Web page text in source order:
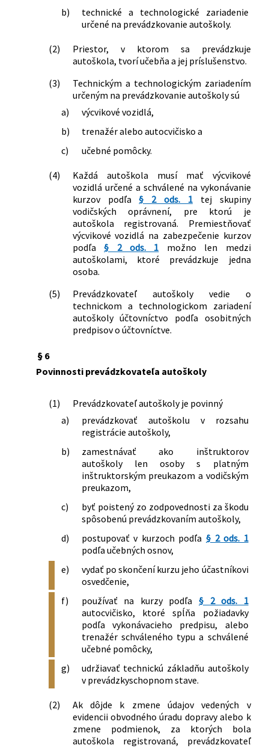
b)
technické a technologické zariadenie
určené na prevádzkovanie autoškoly.
(2)
Priestor, v ktorom sa prevádzkuje
autoškola, tvorí učebňa a jej príslušenstvo.
(3)
Technickým a technologickým zariadením
určeným na prevádzkovanie autoškoly sú
a)
výcvikové vozidlá,
b)
trenažér alebo autocvičisko a
c)
učebné pomôcky.
(4)
Každá autoškola musí mať výcvikové
vozidlá určené a schválené na vykonávanie
kurzov podľa§ 2 ods. 1tej skupiny
vodičských oprávnení, pre ktorú je
autoškola registrovaná. Premiestňovať
výcvikové vozidlá na zabezpečenie kurzov
podľa§ 2 ods. 1 možno len medzi
autoškolami, ktoré prevádzkuje jedna
osoba.
(5)
Prevádzkovateľ autoškoly vedie o
technickom a technologickom zariadení
autoškoly účtovníctvo podľa osobitných
predpisov o účtovníctve.
§ 6
Povinnosti prevádzkovateľa autoškoly
(1)
Prevádzkovateľ autoškoly je povinný
a)
prevádzkovať autoškolu v rozsahu
registrácie autoškoly,
b)
zamestnávať ako inštruktorov
autoškoly len osoby s platným
inštruktorským preukazom a vodičským
preukazom,
c)
byť poistený zo zodpovednosti za škodu
spôsobenú prevádzkovaním autoškoly,
d)
postupovať v kurzoch podľa § 2 ods. 1
podľa učebných osnov,
e)
vydať po skončení kurzu jeho účastníkovi
osvedčenie,
f)
používať na kurzy podľa § 2 ods. 1
autocvičisko, ktoré spĺňa požiadavky
podľa vykonávacieho predpisu, alebo
trenažér schváleného typu a schválené
učebné pomôcky,
g)
udržiavať technickú základňu autoškoly
v prevádzkyschopnom stave.
(2)
Ak dôjde k zmene údajov vedených v
evidencii obvodného úradu dopravy alebo k
zmene podmienok, za ktorých bola
autoškola registrovaná, prevádzkovateľ